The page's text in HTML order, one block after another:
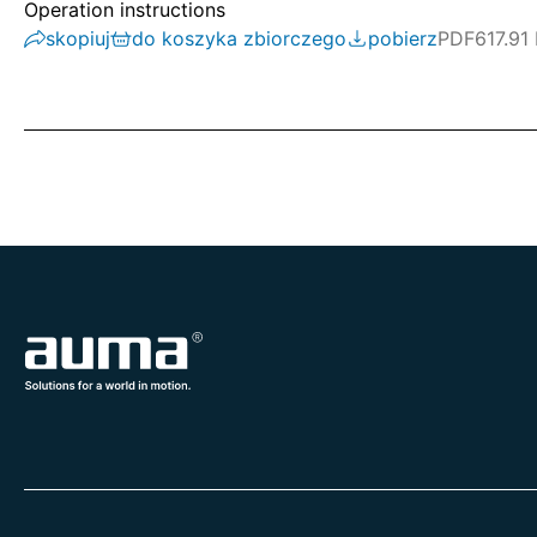
Operation instructions
skopiuj
do koszyka zbiorczego pobierzPDF617.91